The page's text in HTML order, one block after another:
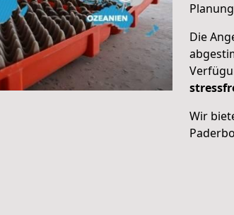
Die
Wir